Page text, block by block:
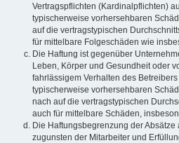
Vertragspflichten (Kardinalpflichten)
typischerweise vorhersehbaren
auf die vertragstypischen
für mittelbare Folgeschäden wie
Die Haftung ist gegenüber
Leben, Körper und Gesundheit oder
fahrlässigem Verhalten des
typischerweise vorhersehbaren
nach auf die vertragstypischen
auch für mittelbare Schäden,
Die Haftungsbegrenzung der
zugunsten der Mitarbeiter und